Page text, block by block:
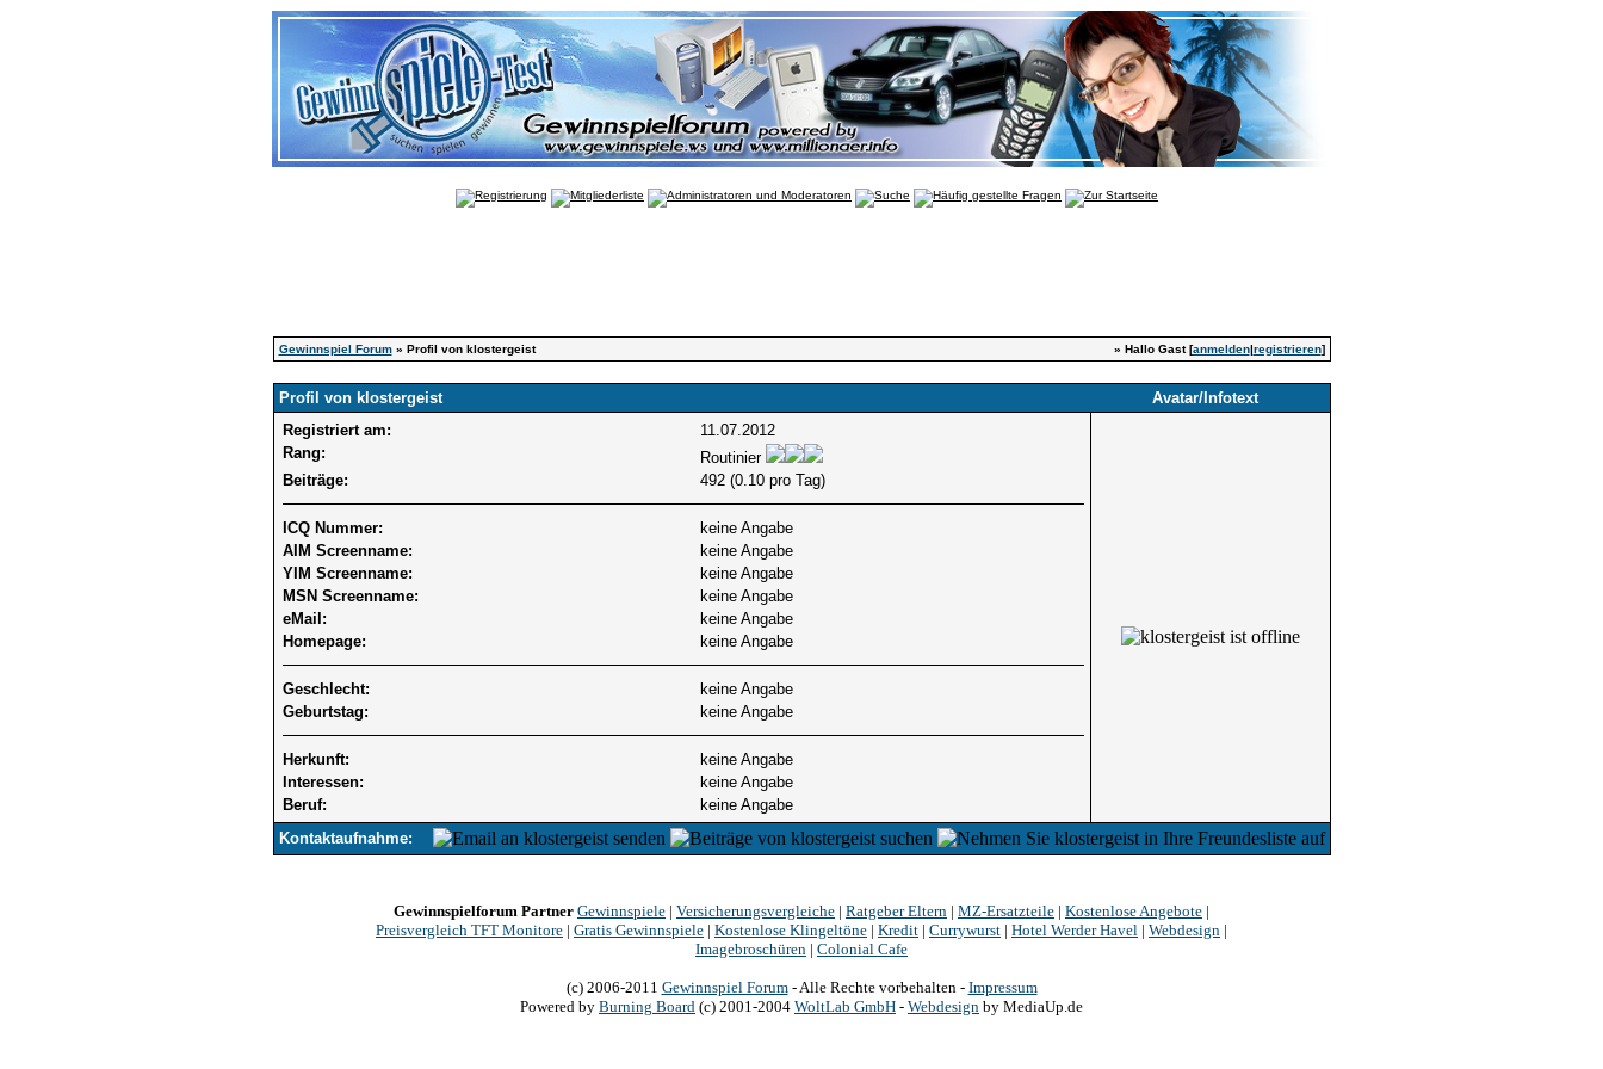
Gewinnspiel Forum» Profil von klostergeist » Hallo Gast [anmelden|registrieren]
Profil von klostergeist
Avatar/Infotext
Registriert am:
11.07.2012
Rang:
Routinier
Beiträge:
492 (0.10 pro Tag)
ICQ Nummer:
keine Angabe
AIM Screenname:
keine Angabe
YIM Screenname:
keine Angabe
MSN Screenname:
keine Angabe
eMail:
keine Angabe
Homepage:
keine Angabe
Geschlecht:
keine Angabe
Geburtstag:
keine Angabe
Herkunft:
keine Angabe
Interessen:
keine Angabe
Beruf:
keine Angabe
Kontaktaufnahme:
Gewinnspielforum Partner Gewinnspiele | Versicherungsvergleiche | Ratgeber Eltern | MZ-Ersatzteile | Kostenlose Angebote |
Preisvergleich TFT Monitore | Gratis Gewinnspiele | Kostenlose Klingeltöne | Kredit | Currywurst | Hotel Werder Havel | Webdesign |
Imagebroschüren | Colonial Cafe
(c) 2006-2011 Gewinnspiel Forum- Alle Rechte vorbehalten - Impressum
Powered by Burning Board (c) 2001-2004 WoltLab GmbH - Webdesign by MediaUp.de